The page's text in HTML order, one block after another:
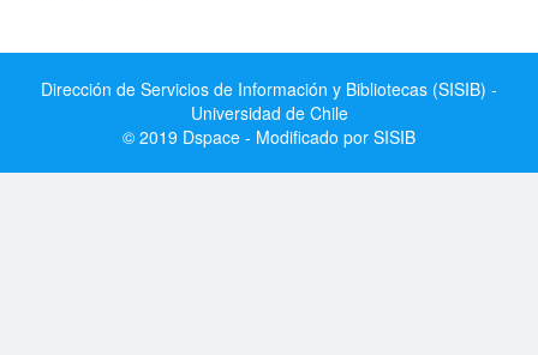
Dirección de Servicios de Información y Bibliotecas (SISIB) -
Universidad de Chile
© 2019 Dspace - Modificado por SISIB